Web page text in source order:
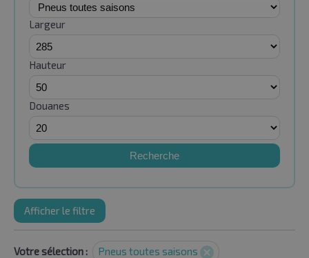
Largeur
Hauteur
Douanes
Recherche
Afficher le filtre
Votre sélection : Pneus toutes saisons